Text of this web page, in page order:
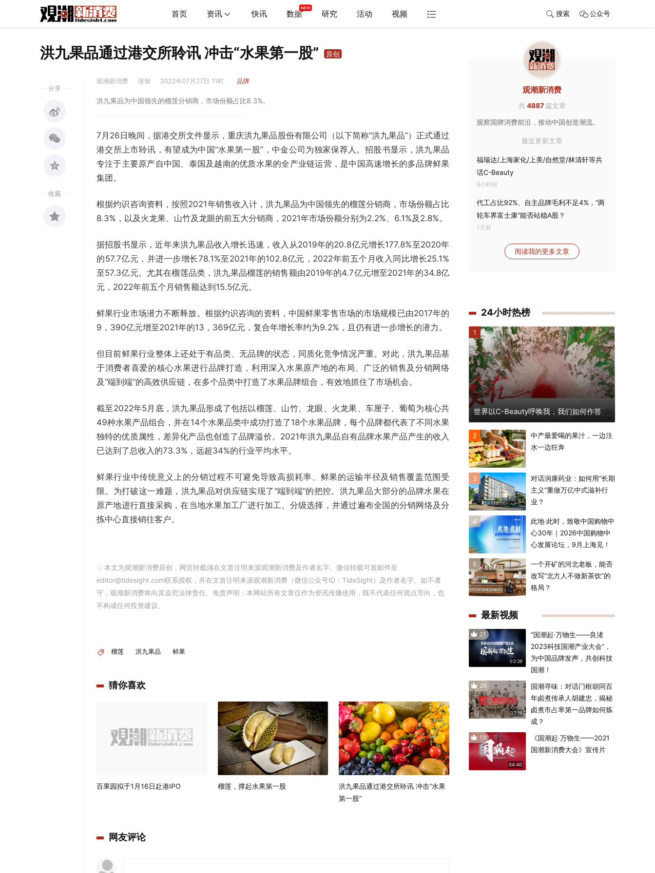
首页 资讯 快讯 数据 研究 活动 视频 搜索 公众号
洪九果品通过港交所聆讯 冲击“水果第一股” 原创
分享
收藏
观潮新消费 张智 2022年07月27日 11时 品牌
洪九果品为中国领先的榴莲分销商，市场份额占比8.3%。
7月26日晚间，据港交所文件显示，重庆洪九果品股份有限公司（以下简称“洪九果品”）正式通过
港交所上市聆讯，有望成为中国“水果第一股”，中金公司为独家保荐人。招股书显示，洪九果品
专注于主要原产自中国、泰国及越南的优质水果的全产业链运营，是中国高速增长的多品牌鲜果
集团。
根据灼识咨询资料，按照2021年销售收入计，洪九果品为中国领先的榴莲分销商，市场份额占比
8.3%，以及火龙果、山竹及龙眼的前五大分销商，2021年市场份额分别为2.2%、6.1%及2.8%。
据招股书显示，近年来洪九果品收入增长迅速，收入从2019年的20.8亿元增长177.8%至2020年
的57.7亿元，并进一步增长78.1%至2021年的102.8亿元，2022年前五个月收入同比增长25.1%
至57.3亿元。尤其在榴莲品类，洪九果品榴莲的销售额由2019年的4.7亿元增至2021年的34.8亿
元，2022年前五个月销售额达到15.5亿元。
鲜果行业市场潜力不断释放。根据灼识咨询的资料，中国鲜果零售市场的市场规模已由2017年的
9，390亿元增至2021年的13，369亿元，复合年增长率约为9.2%，且仍有进一步增长的潜力。
但目前鲜果行业整体上还处于有品类、无品牌的状态，同质化竞争情况严重。对此，洪九果品基
于消费者喜爱的核心水果进行品牌打造，利用深入水果原产地的布局、广泛的销售及分销网络
及“端到端”的高效供应链，在多个品类中打造了水果品牌组合，有效地抓住了市场机会。
截至2022年5月底，洪九果品形成了包括以榴莲、山竹、龙眼、火龙果、车厘子、葡萄为核心共
49种水果产品组合，并在14个水果品类中成功打造了18个水果品牌，每个品牌都代表了不同水果
独特的优质属性，差异化产品也创造了品牌溢价。2021年洪九果品自有品牌水果产品产生的收入
已达到了总收入的73.3%，远超34%的行业平均水平。
鲜果行业中传统意义上的分销过程不可避免导致高损耗率、鲜果的运输半径及销售覆盖范围受
限。为打破这一难题，洪九果品对供应链实现了“端到端”的把控。洪九果品大部分的品牌水果在
原产地进行直接采购，在当地水果加工厂进行加工、分级选择，并通过遍布全国的分销网络及分
拣中心直接销往客户。
本文为观潮新消费原创，网页转载须在文首注明来源观潮新消费及作者名字。微信转载可发邮件至
editor@tidesight.com联系授权，并在文首注明来源观潮新消费（微信公众号ID：TideSight）及作者名字。如不遵
守，观潮新消费将向其追究法律责任。免责声明：本网站所有文章仅作为资讯传播使用，既不代表任何观点导向，也
不构成任何投资建议。
榴莲 洪九果品 鲜果
猜你喜欢
百果园拟于1月16日赴港IPO 榴莲，撑起水果第一股
洪九果品通过港交所聆讯 冲击“水果
第一股”
网友评论
观潮新消费
共 4887 篇文章
观察国牌消费前沿，推动中国创造潮流。
最近更新文章
福瑞达/上海家化/上美/自然堂/林清轩等共
话C-Beauty
9小时前
代工占比92%、自主品牌毛利不足4%，“两
轮车界富士康”能否站稳A股？
1天前
阅读我的更多文章
24小时热榜
1
世界以C-Beauty呼唤我，我们如何作答
2
中产最爱喝的果汁，一边注
水一边狂奔
3
对话润康药业：如何用“长期
主义”重做万亿中式滋补行
业？
4
此地·此时，致敬中国购物中
心30年｜2026中国购物中
心发展论坛，9月上海见！
5
一个开矿的河北老板，能否
改写“北方人不做新茶饮”的
格局？
最新视频
21
02:29
“国潮起·万物生——良渚
2023科技国潮产业大会”，
为中国品牌发声，共创科技
国潮！
20
07:16
国潮寻味：对话门框胡同百
年卤煮传承人胡建忠，揭秘
卤煮市占率第一品牌如何炼
成？
19
04:40
《国潮起·万物生——2021
国潮新消费大会》宣传片